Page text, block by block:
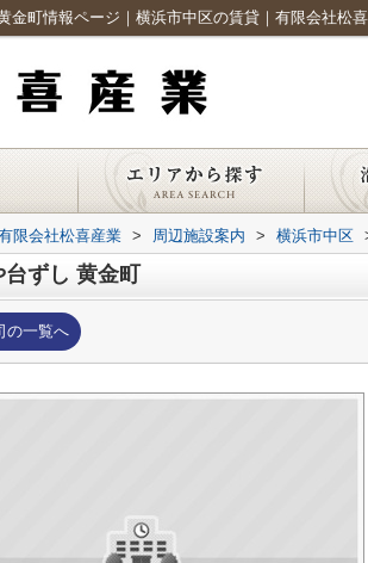
金町情報ページ｜横浜市中区の賃貸｜有限会社松
限会社松喜産業 > 周辺施設案内 > 横浜市中区
ずし 黄金町
の一覧へ